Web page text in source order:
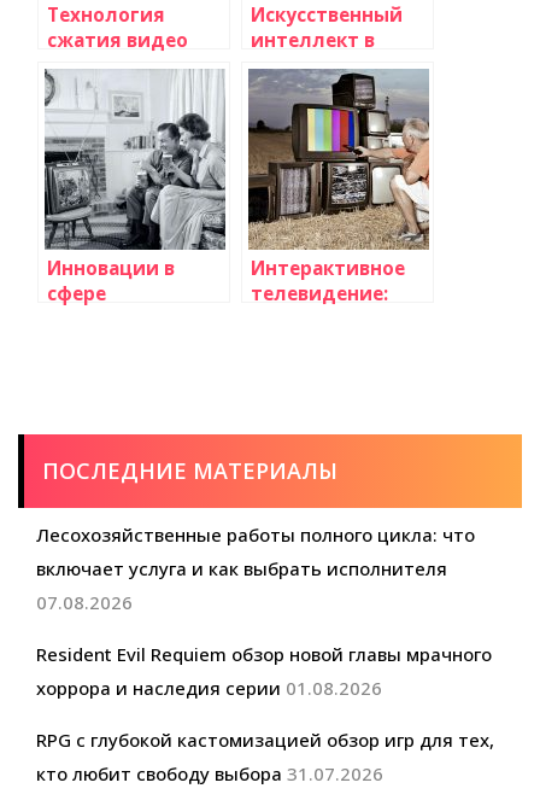
Технология
сжатия видео
H265 (HEVC):
преимущества и
её использование
на телевидении
Искусственный
интеллект в
создании
телевизионного
контента:
революция в
мире
телевидения
Инновации в
сфере
Интерактивное
телевидение:
ПОСЛЕДНИЕ МАТЕРИАЛЫ
Лесохозяйственные работы полного цикла: что
включает услуга и как выбрать исполнителя
07.08.2026
Resident Evil Requiem обзор новой главы мрачного
хоррора и наследия серии 01.08.2026
RPG с глубокой кастомизацией обзор игр для тех,
кто любит свободу выбора 31.07.2026